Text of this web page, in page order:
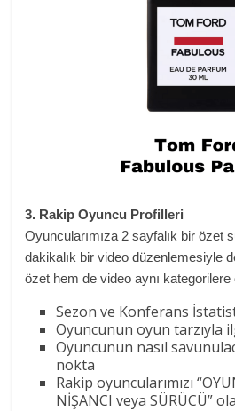
3. Rakip Oyuncu Profilleri
Oyuncularımıza 2 sayfalık bir özet
dakikalık bir video düzenlemesiyle
özet hem de video aynı kategorilere
Sezon ve Konferans
Oyuncunun oyun tarzıyla
Oyuncunun nasıl
nokta
Rakip oyuncularımızı
NİŞANCI veya SÜRÜCÜ”